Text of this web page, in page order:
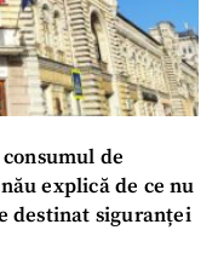
de
explică de ce nu
destinat siguranței